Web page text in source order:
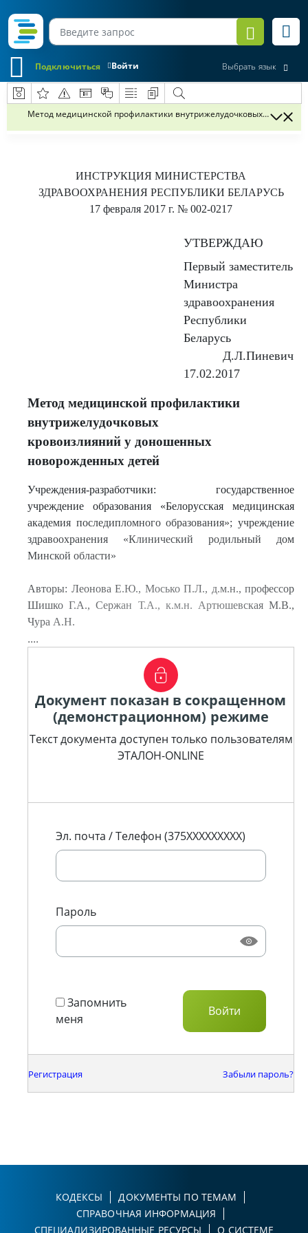
Войти
Подключиться Выбрать язык
Метод медицинской профилактики внутрижелудочковых
ИНСТРУКЦИЯ МИНИСТЕРСТВА
ЗДРАВООХРАНЕНИЯ РЕСПУБЛИКИ БЕЛАРУСЬ
17 февраля 2017 г. № 002-0217
УТВЕРЖДАЮ
Первый заместитель
Министра
здравоохранения
Республики
Беларусь
Д.Л.Пиневич
17.02.2017
Метод медицинской профилактики
внутрижелудочковых
кровоизлияний у доношенных
новорожденных детей
Учреждения-разработчики: государственное
учреждение образования «Белорусская медицинская
академия последипломного образования»; учреждение
здравоохранения «Клинический родильный дом
Минской области»
Авторы: Леонова Е.Ю., Мосько П.Л., д.м.н., профессор
Шишко Г.А., Сержан Т.А., к.м.н. Артюшевская М.В.,
Чура А.Н.
....
Документ показан в сокращенном
(демонстрационном) режиме
Текст документа доступен только пользователям
ЭТАЛОН-ONLINE
Эл. почта / Телефон (375XXXXXXXXX)
Пароль
Запомнить
меня
Регистрация Забыли пароль?
КОДЕКСЫ
ДОКУМЕНТЫ ПО ТЕМАМ
СПРАВОЧНАЯ ИНФОРМАЦИЯ
СПЕЦИАЛИЗИРОВАННЫЕ РЕСУРСЫ
О СИСТЕМЕ